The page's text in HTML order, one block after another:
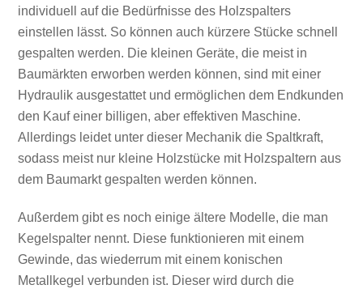
individuell auf die Bedürfnisse des Holzspalters
einstellen lässt. So können auch kürzere Stücke schnell
gespalten werden. Die kleinen Geräte, die meist in
Baumärkten erworben werden können, sind mit einer
Hydraulik ausgestattet und ermöglichen dem Endkunden
den Kauf einer billigen, aber effektiven Maschine.
Allerdings leidet unter dieser Mechanik die Spaltkraft,
sodass meist nur kleine Holzstücke mit Holzspaltern aus
dem Baumarkt gespalten werden können.
Außerdem gibt es noch einige ältere Modelle, die man
Kegelspalter nennt. Diese funktionieren mit einem
Gewinde, das wiederrum mit einem konischen
Metallkegel verbunden ist. Dieser wird durch die